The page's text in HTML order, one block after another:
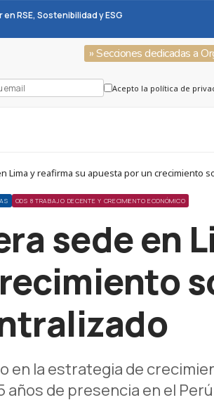
RSE, Sostenibilidad y ESG
» Secciones dedicadas a
Acepto la política de
Lima y reafirma su apuesta por un crecimiento
ODS 8 TRABAJO DECENTE Y CRECIMIENTO ECONÓMICO
sede en
en la estrategia de
años de presencia en el